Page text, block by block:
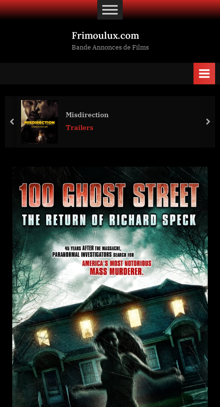
Skip
to
Frimoulux.com
Bande Annonces de Films
Misdirection
Trailers
prev